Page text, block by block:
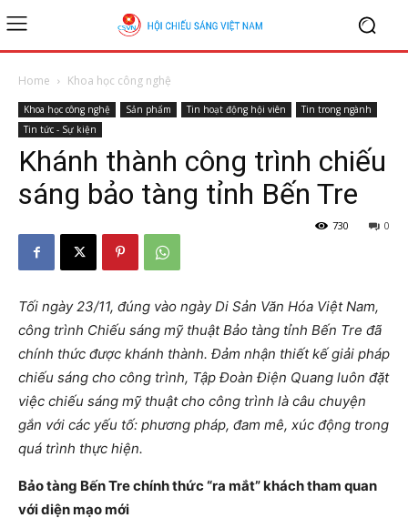
Home Khoa học công nghệ
Khoa học công nghệ Sản phẩm Tin hoạt động hội viên
Tin trong ngành
Tin tức - Sự kiện
Khánh thành công trình chiếu
sáng bảo tàng tỉnh Bến Tre
0
730
Tối ngày 23/11, đúng vào ngày Di Sản Văn Hóa Việt Nam,
công trình Chiếu sáng mỹ thuật Bảo tàng tỉnh Bến Tre đã
chính thức được khánh thành. Đảm nhận thiết kế giải pháp
chiếu sáng cho công trình, Tập Đoàn Điện Quang luôn đặt
việc chiếu sáng mỹ thuật cho công trình là câu chuyện
gắn với các yếu tố: phương pháp, đam mê, xúc động trong
quá trình thực hiện.
Bảo tàng Bến Tre chính thức “ra mắt” khách tham quan
với diện mạo mới